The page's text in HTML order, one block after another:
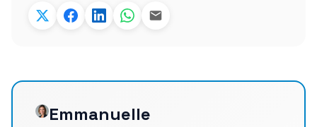
Emmanuelle